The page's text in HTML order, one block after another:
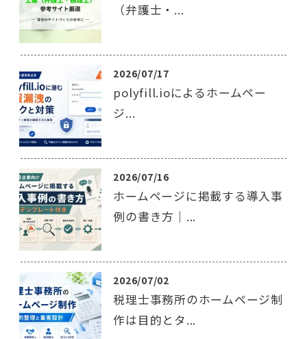
（弁護士・...
2026/07/17
polyfill.ioによるホームペー
ジ...
2026/07/16
ホームページに掲載する導入事
例の書き方｜...
2026/07/02
税理士事務所のホームページ制
作は目的とタ...